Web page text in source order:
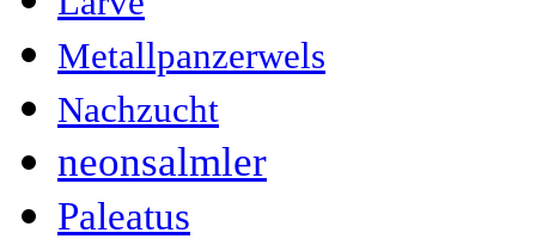
Metallpanzerwels
Nachzucht
neonsalmler
Paleatus